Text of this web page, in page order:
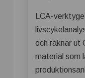
LCA-
och räknar ut
material som